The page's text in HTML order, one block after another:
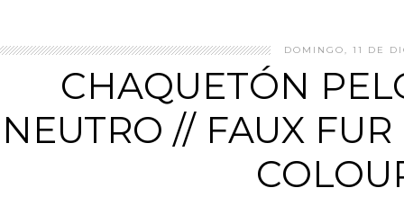
DOMINGO, 11 DE
CHAQUETÓN
NEUTRO // FAUX